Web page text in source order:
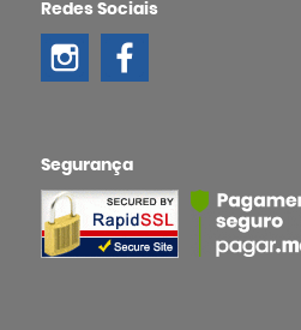
Redes Sociais
Segurança